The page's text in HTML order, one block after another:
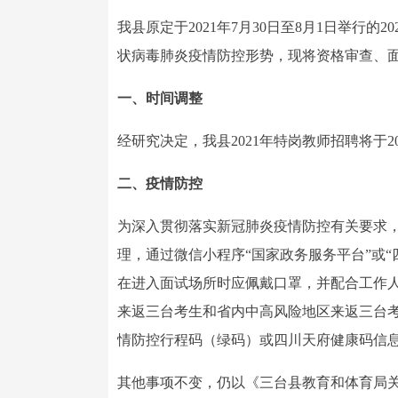
我县原定于2021年7月30日至8月1日举行的
状病毒肺炎疫情防控形势，现将资格审查、
一、时间调整
经研究决定，我县2021年特岗教师招聘将于
二、疫情防控
为深入贯彻落实新冠肺炎疫情防控有关要求
理，通过微信小程序“国家政务服务平台”或
在进入面试场所时应佩戴口罩，并配合工作
来返三台考生和省内中高风险地区来返三台
情防控行程码（绿码）或四川天府健康码信
其他事项不变，仍以《三台县教育和体育局